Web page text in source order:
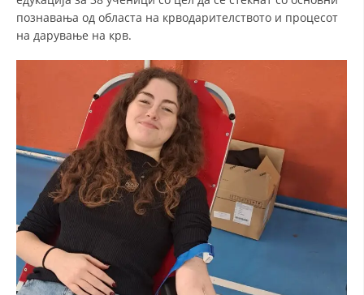
ПОСТЕРИ
познавања од областа на крводарителството и процесот
на дарување на крв.